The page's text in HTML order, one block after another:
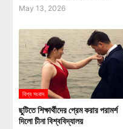
May 13, 2026
বিশ্ব সংবাদ
ছুটিতে শিক্ষার্থীদের প্রেম করার পরামর্শ
দিলো চীনা বিশ্ববিদ্যালয়